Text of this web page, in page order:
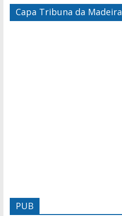
Capa Tribuna da Madeira
PUB